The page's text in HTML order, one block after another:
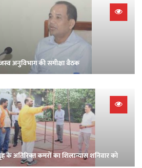
अनुविभाग की समीक्षा बैठक
के अतिरिक्‍त कमरों का शिलान्‍यास शनिवार को